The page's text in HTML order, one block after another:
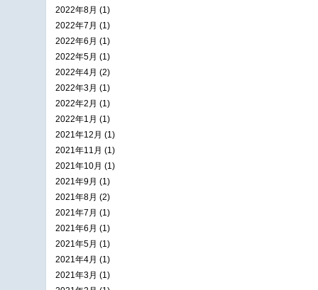
2022年8月 (1)
2022年7月 (1)
2022年6月 (1)
2022年5月 (1)
2022年4月 (2)
2022年3月 (1)
2022年2月 (1)
2022年1月 (1)
2021年12月 (1)
2021年11月 (1)
2021年10月 (1)
2021年9月 (1)
2021年8月 (2)
2021年7月 (1)
2021年6月 (1)
2021年5月 (1)
2021年4月 (1)
2021年3月 (1)